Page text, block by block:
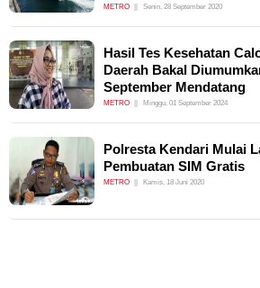
METRO Senin, 28 September 2020
Hasil Tes Kesehatan
Daerah Bakal
September Mendatang
METRO Minggu, 01 September 2024
Polresta Kendari Mulai
Pembuatan SIM Gratis
METRO Kamis, 18 Juni 2020